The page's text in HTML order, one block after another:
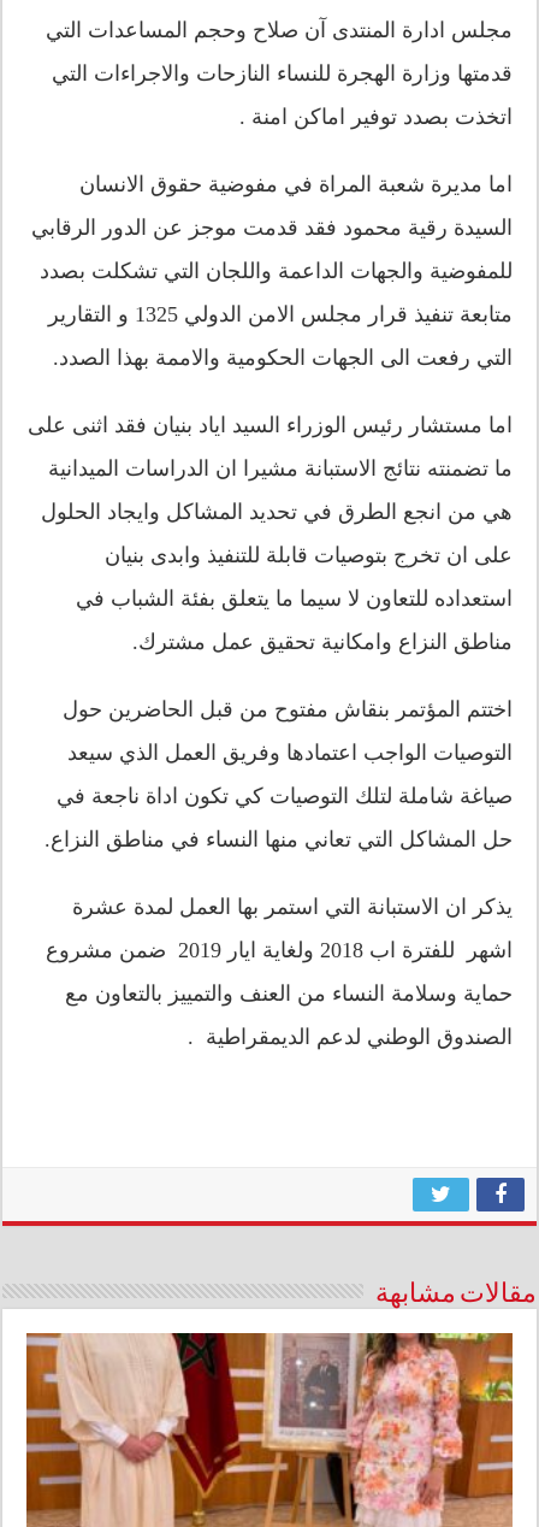
مجلس ادارة المنتدى آن صلاح وحجم المساعدات التي
قدمتها وزارة الهجرة للنساء النازحات والاجراءات التي
اتخذت بصدد توفير اماكن امنة .
اما مديرة شعبة المراة في مفوضية حقوق الانسان
السيدة رقية محمود فقد قدمت موجز عن الدور الرقابي
للمفوضية والجهات الداعمة واللجان التي تشكلت بصدد
متابعة تنفيذ قرار مجلس الامن الدولي 1325 و التقارير
التي رفعت الى الجهات الحكومية والاممة بهذا الصدد.
اما مستشار رئيس الوزراء السيد اياد بنيان فقد اثنى على
ما تضمنته نتائج الاستبانة مشيرا ان الدراسات الميدانية
هي من انجع الطرق في تحديد المشاكل وايجاد الحلول
على ان تخرج بتوصيات قابلة للتنفيذ وابدى بنيان
استعداده للتعاون لا سيما ما يتعلق بفئة الشباب في
مناطق النزاع وامكانية تحقيق عمل مشترك.
اختتم المؤتمر بنقاش مفتوح من قبل الحاضرين حول
التوصيات الواجب اعتمادها وفريق العمل الذي سيعد
صياغة شاملة لتلك التوصيات كي تكون اداة ناجعة في
حل المشاكل التي تعاني منها النساء في مناطق النزاع.
يذكر ان الاستبانة التي استمر بها العمل لمدة عشرة
اشهر للفترة اب 2018 ولغاية ايار 2019 ضمن مشروع
حماية وسلامة النساء من العنف والتمييز بالتعاون مع
الصندوق الوطني لدعم الديمقراطية .
مقالات مشابهة